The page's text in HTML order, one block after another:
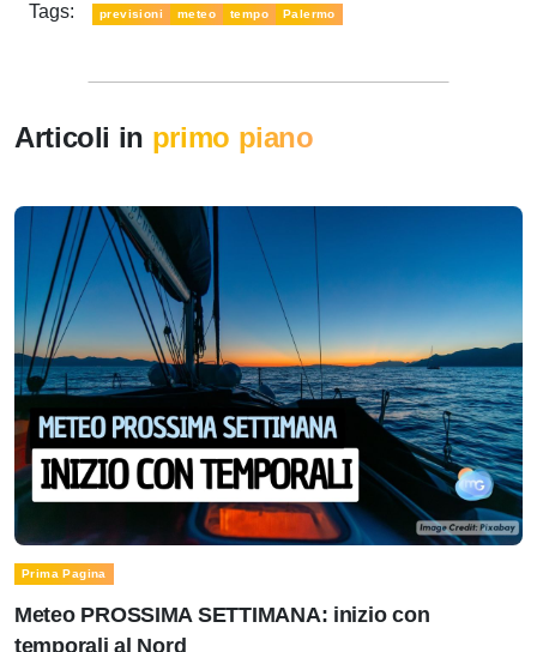
Tags: previsioni meteo tempo Palermo
Articoli in primo piano
Prima Pagina
Meteo PROSSIMA SETTIMANA: inizio con
temporali al Nord